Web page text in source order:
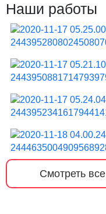
Наши работы
Смотреть все